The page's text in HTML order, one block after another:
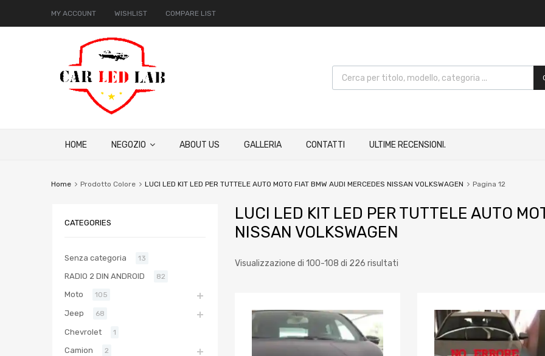
MY ACCOUNT WISHLIST COMPARE LIST
HOME NEGOZIO ABOUT US GALLERIA CONTATTI ULTIME RECENSIONI.
Home Prodotto Colore LUCI LED KIT LED PER TUTTELE AUTO MOTO FIAT BMW AUDI MERCEDES NISSAN VOLKSWAGEN Pagina 12
LUCI LED KIT LED PER TUTTELE AUTO
NISSAN VOLKSWAGEN
Visualizzazione di 100-108 di 226 risultati
Aggiungi ai preferiti
Aggiungi al confronto
CATEGORIES
Senza categoria 13
RADIO 2 DIN ANDROID 82
Moto 105
Jeep 68
Chevrolet 1
Camion 2